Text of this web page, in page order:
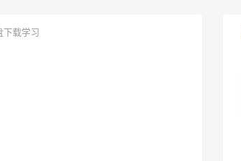
下载学习